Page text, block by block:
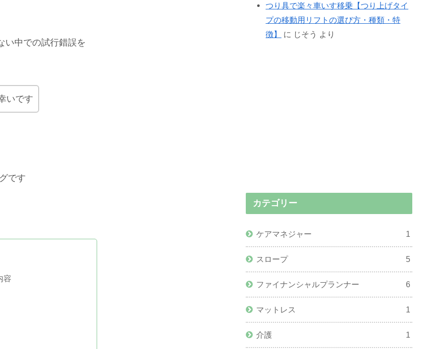
い中での試行錯誤を
いです
です
容
つり具で楽々車いす移乗【つり上げタイ
プの移動用リフトの選び方・種類・特
徴】
に じそう より
カテゴリー
ケアマネジャー 1
スロープ 5
ファイナンシャルプランナー 6
マットレス 1
介護 1